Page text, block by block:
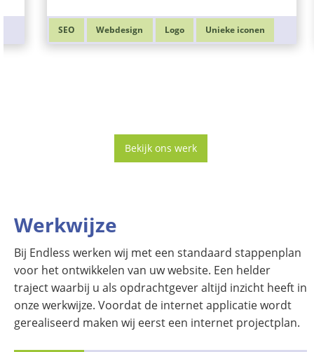
SEO Webdesign Logo Unieke iconen
Bekijk ons werk
Werkwijze
Bij Endless werken wij met een standaard stappenplan
voor het ontwikkelen van uw website. Een helder
traject waarbij u als opdrachtgever altijd inzicht heeft in
onze werkwijze. Voordat de internet applicatie wordt
gerealiseerd maken wij eerst een internet projectplan.